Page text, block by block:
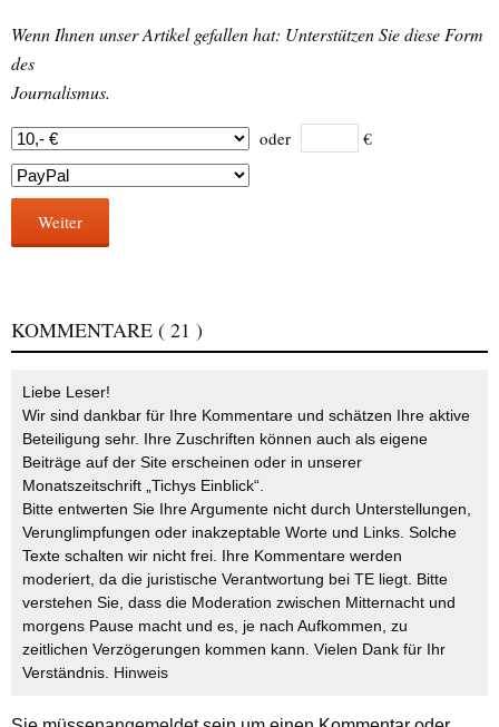
Wenn Ihnen unser Artikel gefallen hat: Unterstützen Sie diese Form
des
Journalismus.
oder €
Weiter
KOMMENTARE ( 21 )
Liebe Leser!
Wir sind dankbar für Ihre Kommentare und schätzen Ihre aktive
Beteiligung sehr. Ihre Zuschriften können auch als eigene
Beiträge auf der Site erscheinen oder in unserer
Monatszeitschrift „Tichys Einblick“.
Bitte entwerten Sie Ihre Argumente nicht durch Unterstellungen,
Verunglimpfungen oder inakzeptable Worte und Links. Solche
Texte schalten wir nicht frei. Ihre Kommentare werden
moderiert, da die juristische Verantwortung bei TE liegt. Bitte
verstehen Sie, dass die Moderation zwischen Mitternacht und
morgens Pause macht und es, je nach Aufkommen, zu
zeitlichen Verzögerungen kommen kann. Vielen Dank für Ihr
Verständnis. Hinweis